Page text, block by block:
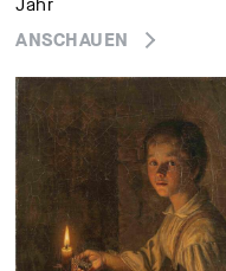
ANSCHAUEN